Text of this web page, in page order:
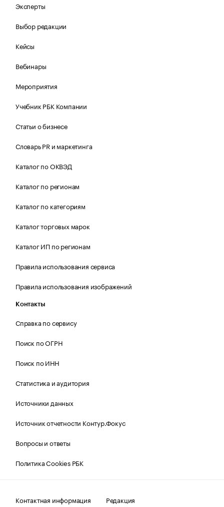
Эксперты
Выбор редакции
Кейсы
Вебинары
Мероприятия
Учебник РБК Компании
Статьи о бизнесе
Словарь PR и маркетинга
Каталог по ОКВЭД
Каталог по регионам
Каталог по категориям
Каталог торговых марок
Каталог ИП по регионам
Правила использования сервиса
Правила использования изображений
Контакты
Справка по сервису
Поиск по ОГРН
Поиск по ИНН
Статистика и аудитория
Источники данных
Источник отчетности Контур.Фокус
Вопросы и ответы
Политика Cookies РБК
Контактная информация Редакция